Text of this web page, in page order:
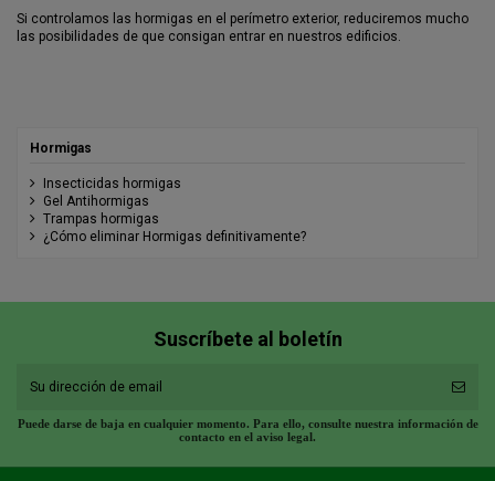
Si controlamos las hormigas en el perímetro exterior, reduciremos mucho
las posibilidades de que consigan entrar en nuestros edificios.
Hormigas
Insecticidas hormigas
Gel Antihormigas
Trampas hormigas
¿Cómo eliminar Hormigas definitivamente?
Suscríbete al boletín
Puede darse de baja en cualquier momento. Para ello, consulte nuestra información de
contacto en el aviso legal.